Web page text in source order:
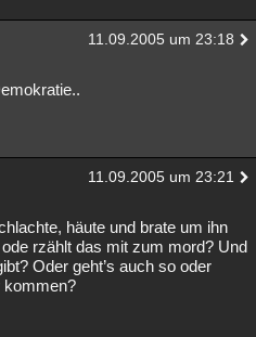
11.09.2005 um 23:18
11.09.2005 um 23:21
häute und brate um ihn
rzählt das mit zum mord? Und
Oder geht’s auch so oder
kommen?